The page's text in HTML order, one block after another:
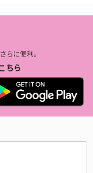
らに便利。
ちら